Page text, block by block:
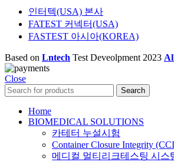
인터텍(USA) 본사
FATEST 커넥터(USA)
FASTEST 아시아(KOREA)
Based on Lntech Test Deveolpment 2023
Close
Search
Home
BIOMEDICAL SOLUTIONS
카테터 누설시험
Container Closure Integrity
메디컬 멀티리크테스팅 시스